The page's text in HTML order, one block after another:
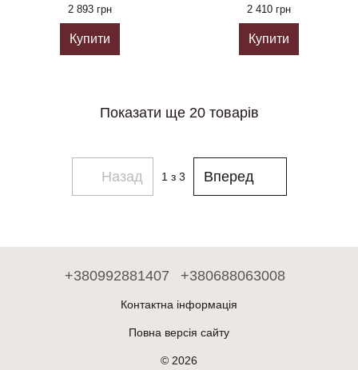
2 893 грн
Купити
2 410 грн
Купити
Показати ще 20 товарів
Назад 1 з 3 Вперед
+380992881407 +380688063008
Контактна інформація
Повна версія сайту
© 2026